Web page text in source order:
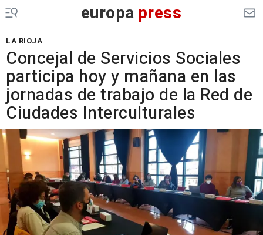
europa press
LA RIOJA
Concejal de Servicios Sociales
participa hoy y mañana en las
jornadas de trabajo de la Red de
Ciudades Interculturales